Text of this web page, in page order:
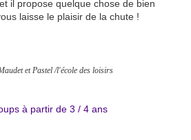
il propose quelque chose de bien
laisse le plaisir de la chute !
et Pastel /l'école des loisirs
à partir de 3 / 4 ans